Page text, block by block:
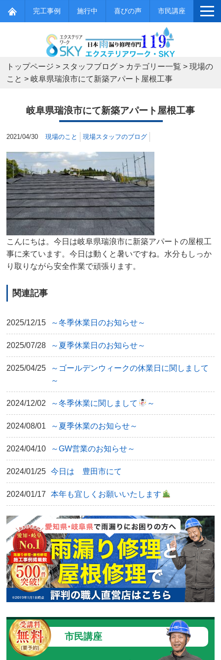
完工事例 施行中 喜びの声 市民講座
トップページ > スタッフブログ > カテゴリー一覧 >現場の
こと >岐阜県瑞浪市にて新築アパート屋根工事
岐阜県瑞浪市にて新築アパート屋根工事
2021/04/30 現場のこと 現場スタッフのブログ
こんにちは。今日は岐阜県瑞浪市に新築アパートの屋根工
事に来ています。今日は動くと暑いですね。水分もしっか
り取りながら安全作業で頑張ります。
関連記事
2025/12/15 ～冬季休業日のお知らせ～
2025/07/28 ～夏季休業日のお知らせ～
2025/04/25
～ゴールデンウィークの休業日に関しまして
～
2024/12/02 ～冬季休業に関しまして ～
2024/08/01 ～夏季休業のお知らせ～
2024/04/10 ～GW営業のお知らせ～
2024/01/25 今日は 豊田市にて
2024/01/17 本年も宜しくお願いいたします
市民講座